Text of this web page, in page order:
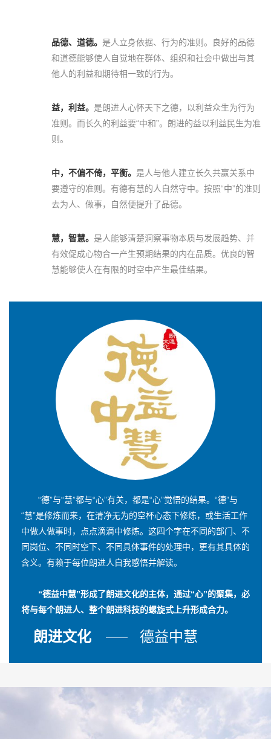
品德、道德。 是人立身依据、行为的准则。良好的品德
和道德能够使人自觉地在群体、组织和社会中做出与其
他人的利益和期待相一致的行为。
益，利益。 是朗进人心怀天下之德，以利益众生为行为
准则。而长久的利益要“中和”。朗进的益以利益民生为准
则。
中，不偏不倚，平衡。 是人与他人建立长久共赢关系中
要遵守的准则。有德有慧的人自然守中。按照“中”的准则
去为人、做事，自然便提升了品德。
慧，智慧。 是人能够清楚洞察事物本质与发展趋势、并
有效促成心物合一产生预期结果的内在品质。优良的智
慧能够使人在有限的时空中产生最佳结果。
“德”与“慧”都与“心”有关，都是“心”觉悟的结果。“德”与
“慧”是修炼而来，在清净无为的空杯心态下修炼，或生活工作
中做人做事时，点点滴滴中修炼。这四个字在不同的部门、不
同岗位、不同时空下、不同具体事件的处理中，更有其具体的
含义。有赖于每位朗进人自我感悟并解读。
“德益中慧”形成了朗进文化的主体，通过“心”的聚集，必
将与每个朗进人、整个朗进科技的螺旋式上升形成合力。
朗进文化 德益中慧